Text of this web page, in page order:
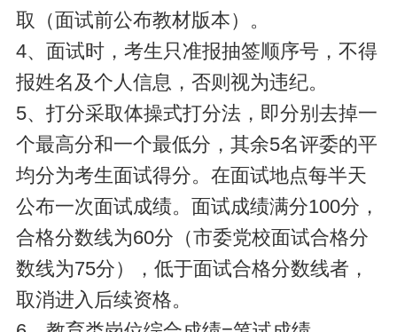
取（面试前公布教材版本）。
4、面试时，考生只准报抽签顺序号，不得
报姓名及个人信息，否则视为违纪。
5、打分采取体操式打分法，即分别去掉一
个最高分和一个最低分，其余5名评委的平
均分为考生面试得分。在面试地点每半天
公布一次面试成绩。面试成绩满分100分，
合格分数线为60分（市委党校面试合格分
数线为75分），低于面试合格分数线者，
取消进入后续资格。